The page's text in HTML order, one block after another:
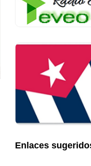
Enlaces